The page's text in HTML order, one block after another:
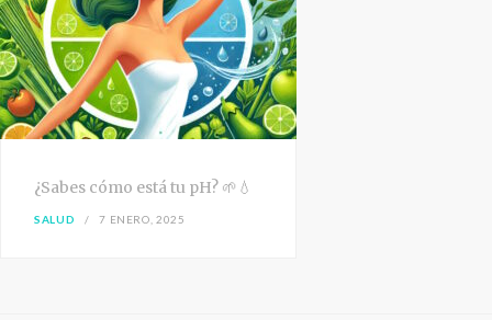
¿Sabes cómo está tu pH? 🌱💧
SALUD 7 ENERO, 2025